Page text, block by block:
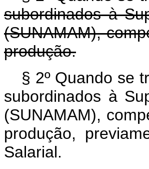
subordinados à
(SUNAMAM),
produção.
§ 2º Quando se
subordinados à
(SUNAMAM),
produção,